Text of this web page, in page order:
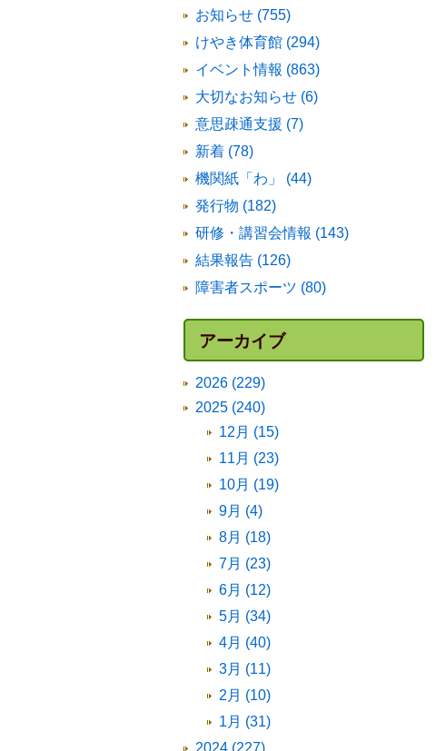
お知らせ (755)
けやき体育館 (294)
イベント情報 (863)
大切なお知らせ (6)
意思疎通支援 (7)
新着 (78)
機関紙「わ」 (44)
発行物 (182)
研修・講習会情報 (143)
結果報告 (126)
障害者スポーツ (80)
アーカイブ
2026 (229)
2025 (240)
12月 (15)
11月 (23)
10月 (19)
9月 (4)
8月 (18)
7月 (23)
6月 (12)
5月 (34)
4月 (40)
3月 (11)
2月 (10)
1月 (31)
2024 (227)